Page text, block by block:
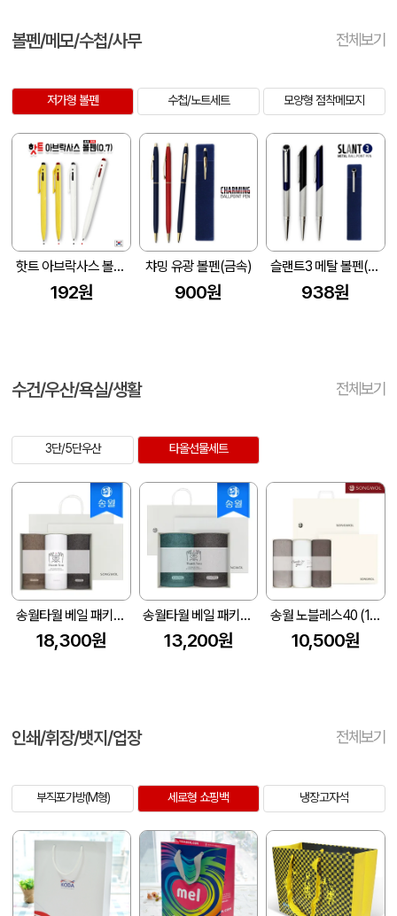
볼펜/메모/수첩/사무 전체보기
저가형 볼펜 수첩/노트세트 모양형 점착메모지
핫트 아브락사스 볼펜(0.7)
192원
챠밍 유광 볼펜(금속)
900원
슬랜트3 메탈 볼펜(1.0)
938원
수건/우산/욕실/생활 전체보기
3단/5단우산 타올선물세트
송월타월 베일 패키지 감사 답례품 3매세트(포인트)(쇼핑백 증정)
18,300원
송월타월 베일 패키지 감사 답례품 2매세트(포인트)(쇼핑백 증정)
13,200원
송월 노블레스40 (150g) 3P 고급형 띠지세트
10,500원
인쇄/휘장/뱃지/업장 전체보기
부직포가방(M형) 세로형 쇼핑백 냉장고자석